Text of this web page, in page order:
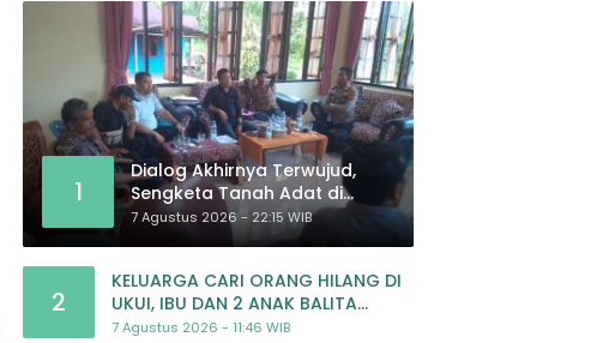
1
Dialog Akhirnya Terwujud,
Sengketa Tanah Adat di
Lingkar Proyek Strategis
Nasional Memasuki Babak
7 Agustus 2026 - 22:15 WIB
2
KELUARGA CARI ORANG HILANG DI
UKUI, IBU DAN 2 ANAK BALITA
BELUM PULANG SEJAK 20 JULI 2026
7 Agustus 2026 - 11:46 WIB